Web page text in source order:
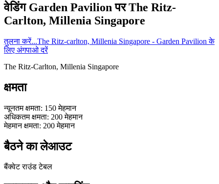
वेडिंग Garden Pavilion पर The Ritz-
Carlton, Millenia Singapore
तुलना करें...The Ritz-carlton, Millenia Singapore - Garden Pavilion के
लिए अंगपाओ दरें
The Ritz-Carlton, Millenia Singapore
क्षमता
न्यूनतम क्षमता: 150 मेहमान
अधिकतम क्षमता: 200 मेहमान
मेहमान क्षमता: 200 मेहमान
बैठने का लेआउट
बैंक्वेट राउंड टेबल